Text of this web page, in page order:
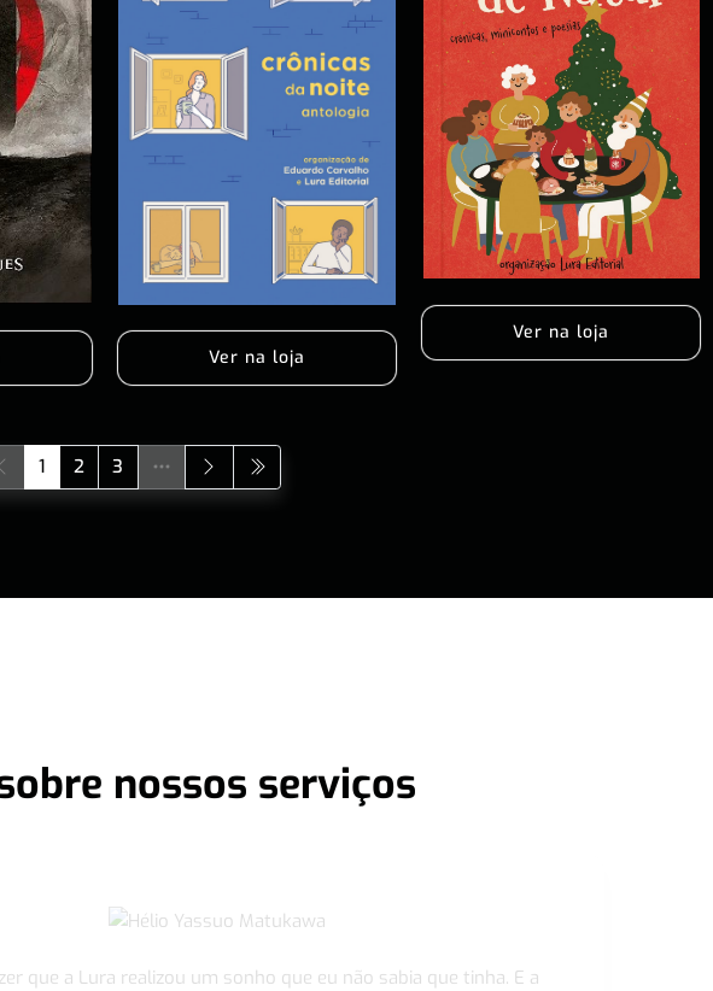
Ver na loja
Ver na loja
1 2 3
nossos serviços
que a Lura realizou um sonho que eu não sabia que tinha. E a